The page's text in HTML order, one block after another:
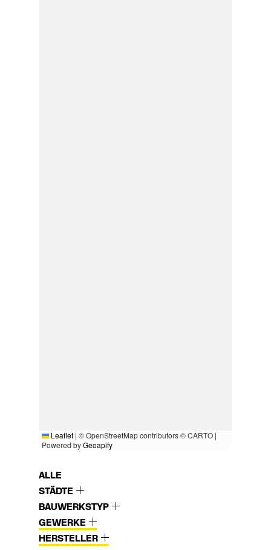
Leaflet | © OpenStreetMap contributors © CARTO |
Powered byGeoapify
ALLE
STÄDTE
BAUWERKSTYP
GEWERKE
HERSTELLER